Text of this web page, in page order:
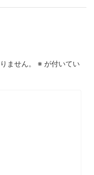
ません。 ※ が付いてい